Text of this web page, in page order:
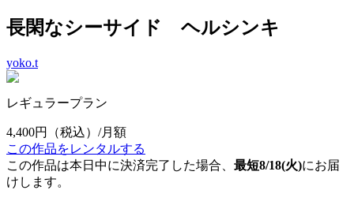
長閑なシーサイド ヘルシンキ
yoko.t
レギュラープラン
4,400円
（税込）/月額
この作品をレンタルする
この作品は本日中に決済完了した場合、 最短8/18(火)にお届
けします。